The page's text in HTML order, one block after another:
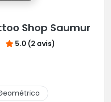
Shop Saumur
5.0 (2 avis)